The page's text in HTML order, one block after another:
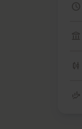
schedule
account_balance
candlestick_chart
finance_mode